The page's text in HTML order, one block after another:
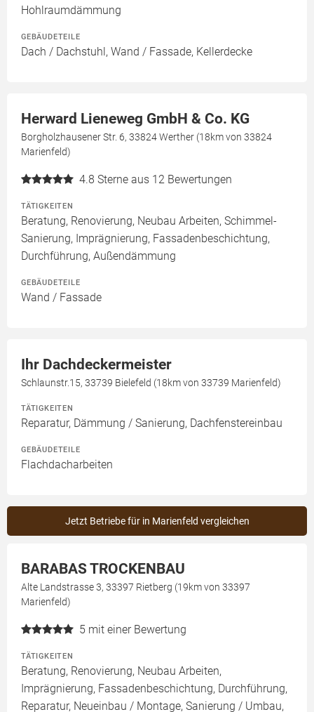
Hohlraumdämmung
GEBÄUDETEILE
Dach / Dachstuhl, Wand / Fassade, Kellerdecke
Herward Lieneweg GmbH & Co. KG
Borgholzhausener Str. 6, 33824 Werther (18km von 33824
Marienfeld)
4.8 Sterne aus 12 Bewertungen
TÄTIGKEITEN
Beratung, Renovierung, Neubau Arbeiten, Schimmel-
Sanierung, Imprägnierung, Fassadenbeschichtung,
Durchführung, Außendämmung
GEBÄUDETEILE
Wand / Fassade
Ihr Dachdeckermeister
Schlaunstr.15, 33739 Bielefeld (18km von 33739 Marienfeld)
TÄTIGKEITEN
Reparatur, Dämmung / Sanierung, Dachfenstereinbau
GEBÄUDETEILE
Flachdacharbeiten
Jetzt Betriebe für in Marienfeld vergleichen
BARABAS TROCKENBAU
Alte Landstrasse 3, 33397 Rietberg (19km von 33397
Marienfeld)
5 mit einer Bewertung
TÄTIGKEITEN
Beratung, Renovierung, Neubau Arbeiten,
Imprägnierung, Fassadenbeschichtung, Durchführung,
Reparatur, Neueinbau / Montage, Sanierung / Umbau,